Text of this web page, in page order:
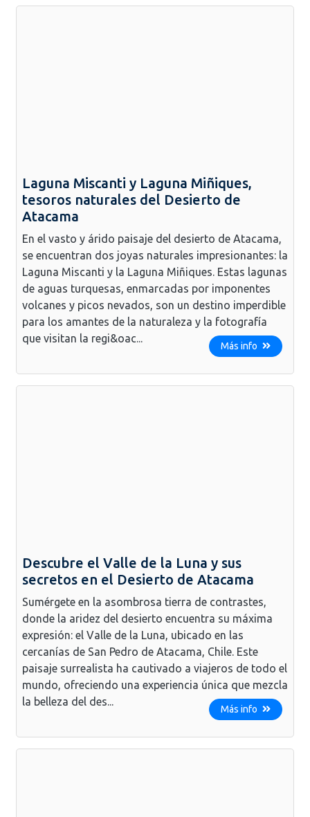
Laguna Miscanti y Laguna Miñiques,
tesoros naturales del Desierto de
Atacama
En el vasto y árido paisaje del desierto de Atacama,
se encuentran dos joyas naturales impresionantes: la
Laguna Miscanti y la Laguna Miñiques. Estas lagunas
de aguas turquesas, enmarcadas por imponentes
volcanes y picos nevados, son un destino imperdible
para los amantes de la naturaleza y la fotografía
que visitan la regi&oac...
Más info
Descubre el Valle de la Luna y sus
secretos en el Desierto de Atacama
Sumérgete en la asombrosa tierra de contrastes,
donde la aridez del desierto encuentra su máxima
expresión: el Valle de la Luna, ubicado en las
cercanías de San Pedro de Atacama, Chile. Este
paisaje surrealista ha cautivado a viajeros de todo el
mundo, ofreciendo una experiencia única que mezcla
la belleza del des...
Más info